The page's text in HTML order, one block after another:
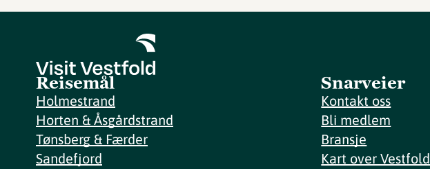
Reisemål
Holmestrand
Horten & Åsgårdstrand
Tønsberg & Færder
Sandefjord
Snarveier
Kontakt oss
Bli medlem
Bransje
Kart over Vestfold